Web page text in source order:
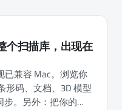
个扫描库，出现在
已兼容 Mac。浏览你
形码、文档、3D 模型
步。另外：把你的